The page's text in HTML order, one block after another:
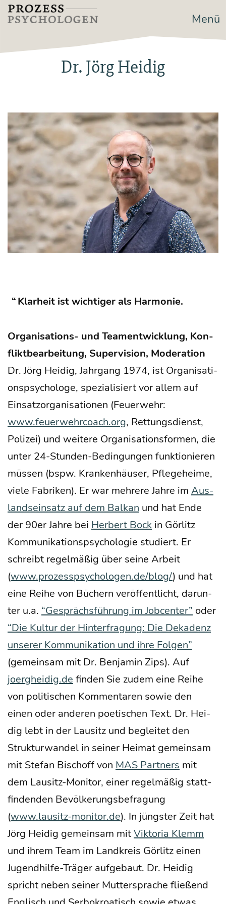
Zum
Inhalt
Prozesspsychologen Menü
Dr. Jörg Heidig
Klar­heit ist wich­ti­ger als Harmonie.
Orga­ni­sa­ti­ons- und Team­ent­wick­lung, Kon­
flikt­be­ar­bei­tung, Super­vi­si­on, Moderation
Dr. Jörg Hei­dig, Jahr­gang 1974, ist Orga­ni­sa­ti­
ons­psy­cho­lo­ge, spe­zia­li­siert vor allem auf
Ein­satz­or­ga­ni­sa­tio­nen (Feu­er­wehr:
www.feuerwehrcoach.org, Ret­tungs­dienst,
Poli­zei) und wei­te­re Orga­ni­sa­ti­ons­for­men, die
unter 24-Stun­den-Bedin­gun­gen funk­tio­nie­ren
müs­sen (bspw. Kran­ken­häu­ser, Pfle­ge­hei­me,
vie­le Fabri­ken). Er war meh­re­re Jah­re im Aus­
lands­ein­satz auf dem Bal­kan und hat Ende
der 90er Jah­re bei Her­bert Bock in Gör­litz
Kom­mu­ni­ka­ti­ons­psy­cho­lo­gie stu­diert. Er
schreibt regel­mä­ßig über sei­ne Arbeit
(www.prozesspsychologen.de/blog/) und hat
eine Rei­he von Büchern ver­öf­fent­licht, dar­un­
ter u.a. “Gesprächs­füh­rung im Job­cen­ter” oder
“Die Kul­tur der Hin­ter­fra­gung: Die Deka­denz
unse­rer Kom­mu­ni­ka­ti­on und ihre Fol­gen”
(gemein­sam mit Dr. Ben­ja­min Zips). Auf
joergheidig.de fin­den Sie zudem eine Rei­he
von poli­ti­schen Kom­men­ta­ren sowie den
einen oder ande­ren poe­ti­schen Text. Dr. Hei­
dig lebt in der Lau­sitz und beglei­tet den
Struk­tur­wan­del in sei­ner Hei­mat gemein­sam
mit Ste­fan Bisch­off von MAS Part­ners mit
dem Lau­sitz-Moni­tor, einer regel­mä­ßig statt­
fin­den­den Bevöl­ke­rungs­be­fra­gung
(www.lausitz-monitor.de). In jüngs­ter Zeit hat
Jörg Hei­dig gemein­sam mitVik­to­ria Klemm
und ihrem Team im Land­kreis Gör­litz einen
Jugend­hil­fe-Trä­ger auf­ge­baut. Dr. Hei­dig
spricht neben sei­ner Mut­ter­spra­che flie­ßend